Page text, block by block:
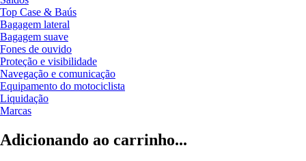
Top Case & Baús
Bagagem lateral
Bagagem suave
Fones de ouvido
Proteção e visibilidade
Navegação e comunicação
Equipamento do motociclista
Liquidação
Marcas
Adicionando ao carrinho...